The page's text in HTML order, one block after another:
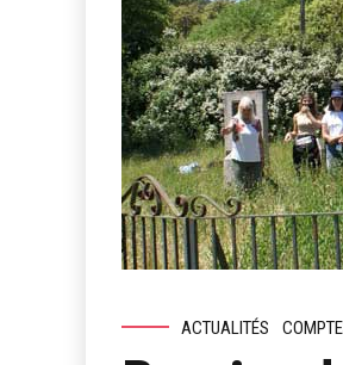
ACTUALITÉS